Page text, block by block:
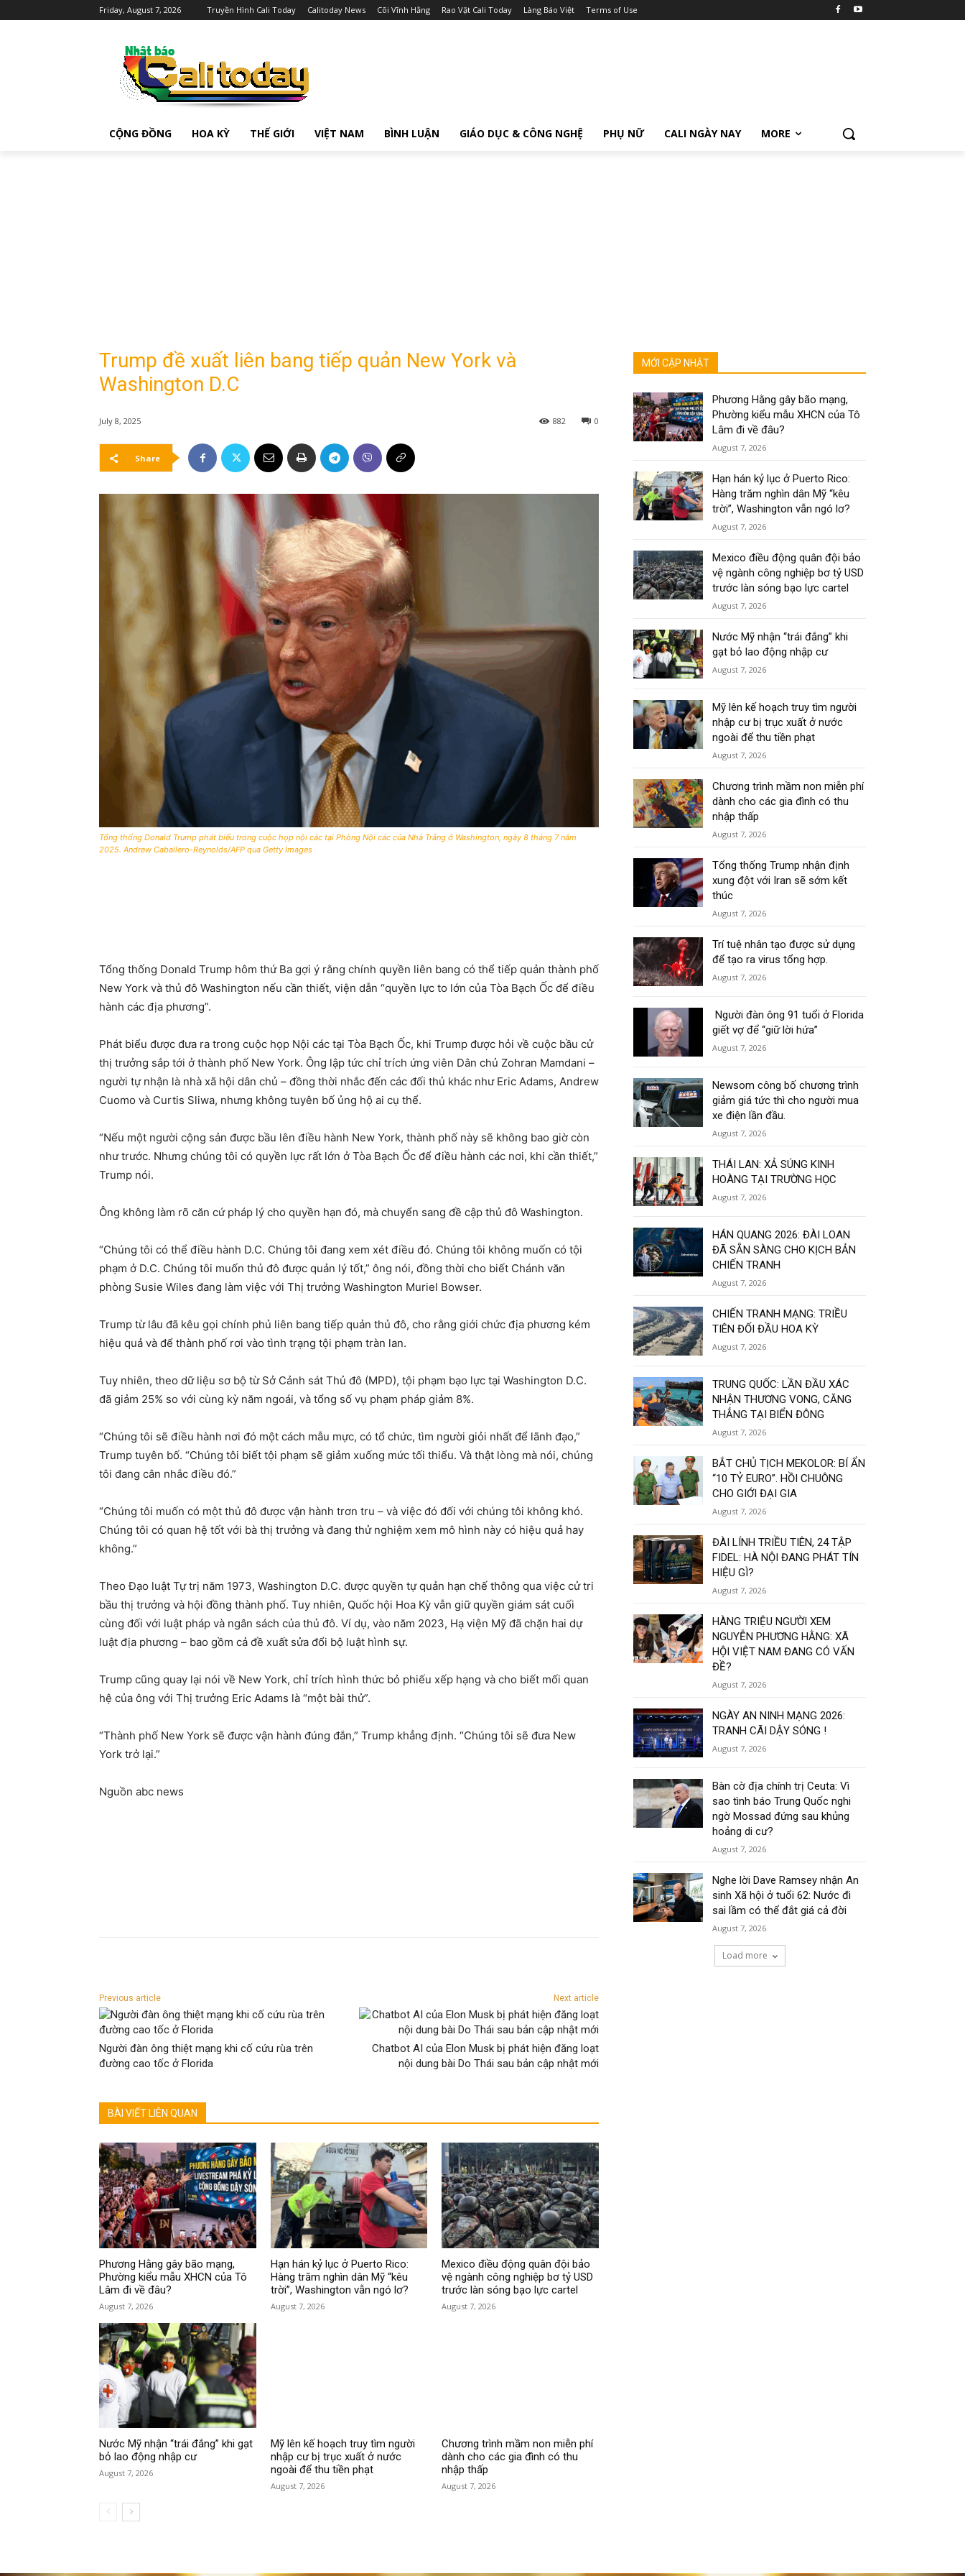
Friday, August 7, 2026 Truyền Hình Cali Today Calitoday News Cõi Vĩnh Hằng Rao Vặt Cali Today Làng Báo Việt Terms of Use
CỘNG ĐỒNG HOA KỲ THẾ GIỚI VIỆT NAM BÌNH LUẬN GIÁO DỤC & CÔNG NGHỆ PHỤ NỮ CALI NGÀY NAY MORE
Trump đề xuất liên bang tiếp quản New York và
Washington D.C
July 8, 2025 0
882
Share
Tổng thống Donald Trump phát biểu trong cuộc họp nội các tại Phòng Nội các của Nhà Trắng ở Washington, ngày 8 tháng 7 năm
2025. Andrew Caballero-Reynolds/AFP qua Getty Images
Tổng thống Donald Trump hôm thứ Ba gợi ý rằng chính quyền liên bang có thể tiếp quản thành phố
New York và thủ đô Washington nếu cần thiết, viện dẫn “quyền lực to lớn của Tòa Bạch Ốc để điều
hành các địa phương”.
Phát biểu được đưa ra trong cuộc họp Nội các tại Tòa Bạch Ốc, khi Trump được hỏi về cuộc bầu cử
thị trưởng sắp tới ở thành phố New York. Ông lập tức chỉ trích ứng viên Dân chủ Zohran Mamdani –
người tự nhận là nhà xã hội dân chủ – đồng thời nhắc đến các đối thủ khác như Eric Adams, Andrew
Cuomo và Curtis Sliwa, nhưng không tuyên bố ủng hộ ai cụ thể.
“Nếu một người cộng sản được bầu lên điều hành New York, thành phố này sẽ không bao giờ còn
như trước. Nhưng chúng tôi có quyền lực rất lớn ở Tòa Bạch Ốc để điều hành các nơi, khi cần thiết,”
Trump nói.
Ông không làm rõ căn cứ pháp lý cho quyền hạn đó, mà chuyển sang đề cập thủ đô Washington.
“Chúng tôi có thể điều hành D.C. Chúng tôi đang xem xét điều đó. Chúng tôi không muốn có tội
phạm ở D.C. Chúng tôi muốn thủ đô được quản lý tốt,” ông nói, đồng thời cho biết Chánh văn
phòng Susie Wiles đang làm việc với Thị trưởng Washington Muriel Bowser.
Trump từ lâu đã kêu gọi chính phủ liên bang tiếp quản thủ đô, cho rằng giới chức địa phương kém
hiệu quả và để thành phố rơi vào tình trạng tội phạm tràn lan.
Tuy nhiên, theo dữ liệu sơ bộ từ Sở Cảnh sát Thủ đô (MPD), tội phạm bạo lực tại Washington D.C.
đã giảm 25% so với cùng kỳ năm ngoái, và tổng số vụ phạm pháp giảm 8%.
“Chúng tôi sẽ điều hành nơi đó một cách mẫu mực, có tổ chức, tìm người giỏi nhất để lãnh đạo,”
Trump tuyên bố. “Chúng tôi biết tội phạm sẽ giảm xuống mức tối thiểu. Và thật lòng mà nói, chúng
tôi đang cân nhắc điều đó.”
“Chúng tôi muốn có một thủ đô được vận hành trơn tru – và việc đó đối với chúng tôi không khó.
Chúng tôi có quan hệ tốt với bà thị trưởng và đang thử nghiệm xem mô hình này có hiệu quả hay
không.”
Theo Đạo luật Tự trị năm 1973, Washington D.C. được quyền tự quản hạn chế thông qua việc cử tri
bầu thị trưởng và hội đồng thành phố. Tuy nhiên, Quốc hội Hoa Kỳ vẫn giữ quyền giám sát cuối
cùng đối với luật pháp và ngân sách của thủ đô. Ví dụ, vào năm 2023, Hạ viện Mỹ đã chặn hai dự
luật địa phương – bao gồm cả đề xuất sửa đổi bộ luật hình sự.
Trump cũng quay lại nói về New York, chỉ trích hình thức bỏ phiếu xếp hạng và cho biết mối quan
hệ của ông với Thị trưởng Eric Adams là “một bài thử”.
“Thành phố New York sẽ được vận hành đúng đắn,” Trump khẳng định. “Chúng tôi sẽ đưa New
York trở lại.”
Nguồn abc news
Previous article
Người đàn ông thiệt mạng khi cố cứu rùa trên
đường cao tốc ở Florida
Next article
Chatbot AI của Elon Musk bị phát hiện đăng loạt
nội dung bài Do Thái sau bản cập nhật mới
BÀI VIẾT LIÊN QUAN
Phương Hằng gây bão mạng,
Phường kiểu mẫu XHCN của Tô
Lâm đi về đâu?
August 7, 2026
Hạn hán kỷ lục ở Puerto Rico:
Hàng trăm nghìn dân Mỹ “kêu
trời”, Washington vẫn ngó lơ?
August 7, 2026
Mexico điều động quân đội bảo
vệ ngành công nghiệp bơ tỷ USD
trước làn sóng bạo lực cartel
August 7, 2026
Nước Mỹ nhận “trái đắng” khi gạt
bỏ lao động nhập cư
August 7, 2026
Mỹ lên kế hoạch truy tìm người
nhập cư bị trục xuất ở nước
ngoài để thu tiền phạt
August 7, 2026
Chương trình mầm non miễn phí
dành cho các gia đình có thu
nhập thấp
August 7, 2026
MỚI CẬP NHẬT
Phương Hằng gây bão mạng,
Phường kiểu mẫu XHCN của Tô
Lâm đi về đâu?
August 7, 2026
Hạn hán kỷ lục ở Puerto Rico:
Hàng trăm nghìn dân Mỹ “kêu
trời”, Washington vẫn ngó lơ?
August 7, 2026
Mexico điều động quân đội bảo
vệ ngành công nghiệp bơ tỷ USD
trước làn sóng bạo lực cartel
August 7, 2026
Nước Mỹ nhận “trái đắng” khi
gạt bỏ lao động nhập cư
August 7, 2026
Mỹ lên kế hoạch truy tìm người
nhập cư bị trục xuất ở nước
ngoài để thu tiền phạt
August 7, 2026
Chương trình mầm non miễn phí
dành cho các gia đình có thu
nhập thấp
August 7, 2026
Tổng thống Trump nhận định
xung đột với Iran sẽ sớm kết
thúc
August 7, 2026
Trí tuệ nhân tạo được sử dụng
để tạo ra virus tổng hợp.
August 7, 2026
Người đàn ông 91 tuổi ở Florida
giết vợ để “giữ lời hứa”
August 7, 2026
Newsom công bố chương trình
giảm giá tức thì cho người mua
xe điện lần đầu.
August 7, 2026
THÁI LAN: XẢ SÚNG KINH
HOÀNG TẠI TRƯỜNG HỌC
August 7, 2026
HÁN QUANG 2026: ĐÀI LOAN
ĐÃ SẴN SÀNG CHO KỊCH BẢN
CHIẾN TRANH
August 7, 2026
CHIẾN TRANH MẠNG: TRIỀU
TIÊN ĐỐI ĐẦU HOA KỲ
August 7, 2026
TRUNG QUỐC: LẦN ĐẦU XÁC
NHẬN THƯƠNG VONG, CĂNG
THẲNG TẠI BIỂN ĐÔNG
August 7, 2026
BẮT CHỦ TỊCH MEKOLOR: BÍ ẨN
“10 TỶ EURO”. HỒI CHUÔNG
CHO GIỚI ĐẠI GIA
August 7, 2026
ĐÀI LÍNH TRIỀU TIÊN, 24 TẬP
FIDEL: HÀ NỘI ĐANG PHÁT TÍN
HIỆU GÌ?
August 7, 2026
HÀNG TRIỆU NGƯỜI XEM
NGUYỄN PHƯƠNG HẰNG: XÃ
HỘI VIỆT NAM ĐANG CÓ VẤN
ĐỀ?
August 7, 2026
NGÀY AN NINH MẠNG 2026:
TRANH CÃI DẬY SÓNG !
August 7, 2026
Bàn cờ địa chính trị Ceuta: Vì
sao tình báo Trung Quốc nghi
ngờ Mossad đứng sau khủng
hoảng di cư?
August 7, 2026
Nghe lời Dave Ramsey nhận An
sinh Xã hội ở tuổi 62: Nước đi
sai lầm có thể đắt giá cả đời
August 7, 2026
Load more